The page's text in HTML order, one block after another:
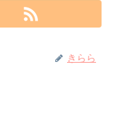
きらら